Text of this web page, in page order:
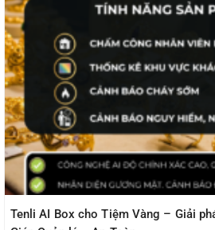
Tenli AI Box cho Tiệm Vàng – Giải